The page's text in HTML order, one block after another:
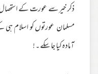
ذکر خیر سے عورت کے استحصال
مسلمان عورتوں کو اسلام ہی
آمادہ کیا جا سکے ۔ !